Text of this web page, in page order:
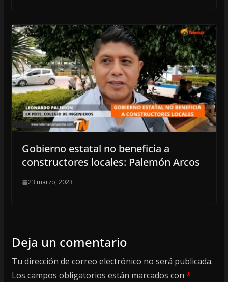
Gobierno estatal no beneficia a
constructores locales: Palemón Arcos
23 marzo, 2023
Deja un comentario
Tu dirección de correo electrónico no será publicada.
Los campos obligatorios están marcados con *